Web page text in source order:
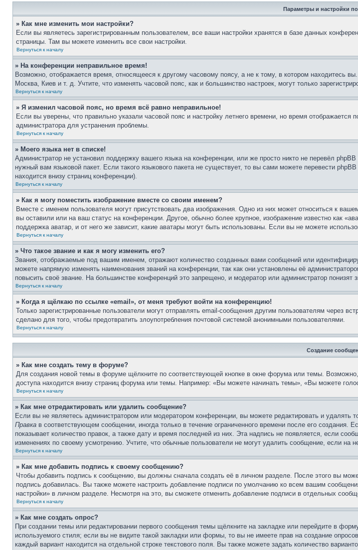
Параметры и настройки
» Как мне изменить мои настройки?
Если вы являетесь зарегистрированным пользователем, все ваши настройки хранятся в базе данных
страницы. Там вы можете изменить все свои настройки.
Вернуться к началу
» На конференции неправильное время!
Возможно, отображается время, относящееся к другому часовому поясу, а не к тому, в котором находитесь
Москва, Киев и т. д. Учтите, что изменять часовой пояс, как и большинство настроек, могут только
Вернуться к началу
» Я изменил часовой пояс, но время всё равно неправильное!
Если вы уверены, что правильно указали часовой пояс и настройку летнего времени, но время
администратора для устранения проблемы.
Вернуться к началу
» Моего языка нет в списке!
Администратор не установил поддержку вашего языка на конференции, или же просто никто не перевёл
нужный вам языковой пакет. Если такого языкового пакета не существует, то вы сами можете перевести
находится внизу страниц конференции).
Вернуться к началу
» Как я могу поместить изображение вместе со своим именем?
Вместе с именем пользователя могут присутствовать два изображения. Одно из них может относиться к
вы оставили или на ваш статус на конференции. Другое, обычно более крупное, изображение известно как
поддержка аватар, и от него же зависит, какие аватары могут быть использованы. Если вы не можете
Вернуться к началу
» Что такое звание и как я могу изменить его?
Звания, отображаемые под вашим именем, отражают количество созданных вами сообщений или
можете напрямую изменять наименования званий на конференции, так как они установлены её
повысить своё звание. На большинстве конференций это запрещено, и модератор или администратор понизят
Вернуться к началу
» Когда я щёлкаю по ссылке «email», от меня требуют войти на конференцию!
Только зарегистрированные пользователи могут отправлять email-сообщения другим пользователям
сделано для того, чтобы предотвратить злоупотребления почтовой системой анонимными пользователями.
Вернуться к началу
Создание
» Как мне создать тему в форуме?
Для создания новой темы в форуме щёлкните по соответствующей кнопке в окне форума или темы.
доступа находится внизу страниц форума или темы. Например: «Вы можете начинать темы», «Вы можете
Вернуться к началу
» Как мне отредактировать или удалить сообщение?
Если вы не являетесь администратором или модератором конференции, вы можете редактировать и
Правка в соответствующем сообщении, иногда только в течение ограниченного времени после его
показывает количество правок, а также дату и время последней из них. Эта надпись не появляется, если
изменениях по своему усмотрению. Учтите, что обычные пользователи не могут удалить сообщение, если на
Вернуться к началу
» Как мне добавить подпись к своему сообщению?
Чтобы добавить подпись к сообщению, вы должны сначала создать её в личном разделе. После этого вы
подпись добавилась. Вы также можете настроить добавление подписи по умолчанию ко всем вашим
настройки» в личном разделе. Несмотря на это, вы сможете отменить добавление подписи в отдельных
Вернуться к началу
» Как мне создать опрос?
При создании темы или редактировании первого сообщения темы щёлкните на закладке или перейдите в
используемого стиля; если вы не видите такой закладки или формы, то вы не имеете прав на создание
каждый вариант находится на отдельной строке текстового поля. Вы также можете задать количество